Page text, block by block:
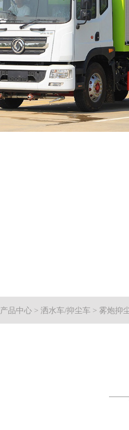
产品中心 >洒水车/抑尘车 > 雾炮抑